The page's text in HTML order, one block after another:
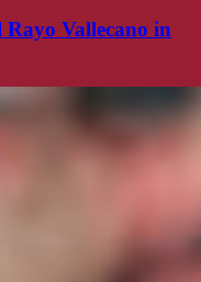
Rayo Vallecano in